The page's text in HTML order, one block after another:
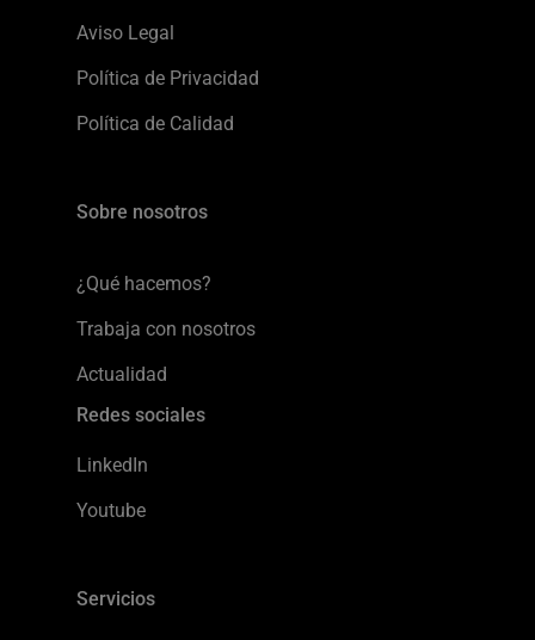
Aviso Legal
Política de Privacidad
Política de Calidad
Sobre nosotros
¿Qué hacemos?
Trabaja con nosotros
Actualidad
Redes sociales
LinkedIn
Youtube
Servicios